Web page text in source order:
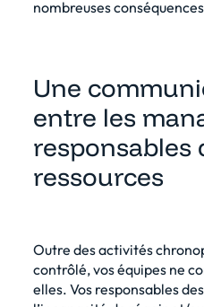
nombreuses
Une
entre les
responsables
ressources
Outre des activités
contrôlé, vos équipes ne
elles. Vos responsables